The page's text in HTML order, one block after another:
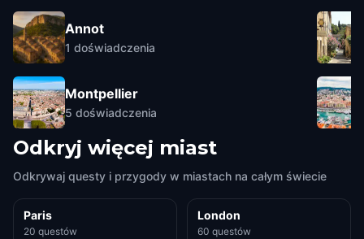
Annot
1 doświadczenia
Montpellier
5 doświadczenia
Odkryj więcej miast
Odkrywaj questy i przygody w miastach na całym świecie
Paris
20 questów
London
60 questów